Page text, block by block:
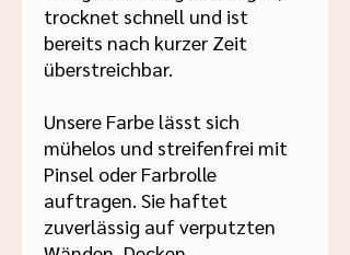
trocknet schnell und ist
bereits nach kurzer Zeit
überstreichbar.
Unsere Farbe lässt sich
mühelos und streifenfrei mit
Pinsel oder Farbrolle
auftragen. Sie haftet
zuverlässig auf verputzten